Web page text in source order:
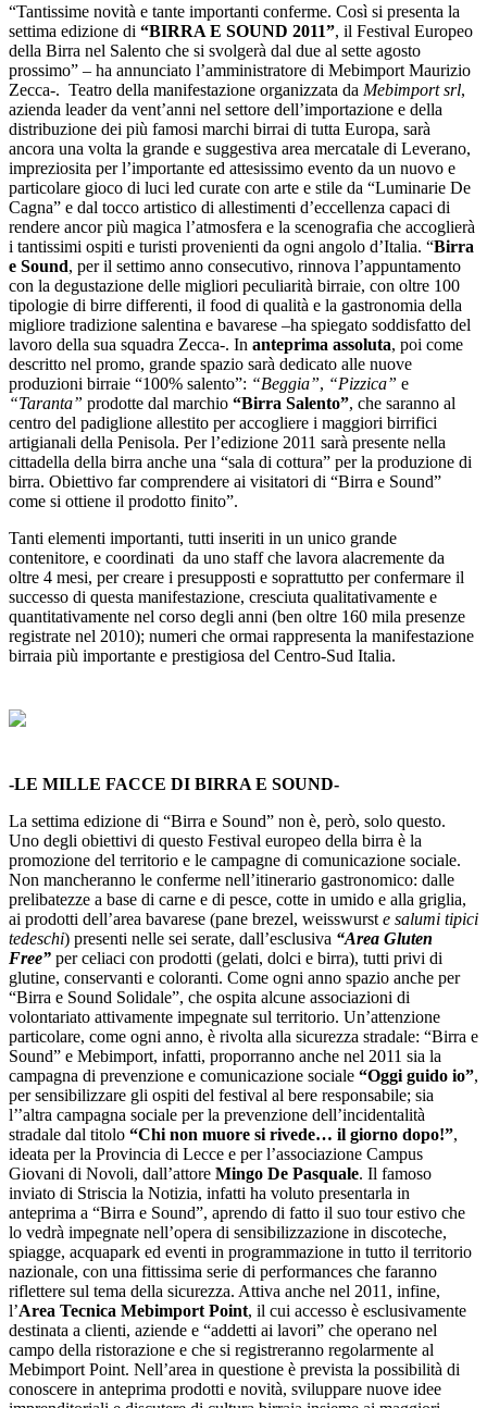
“Tantissime novità e tante importanti conferme. Così si presenta la
settima edizione di “BIRRA E SOUND 2011”, il Festival Europeo
della Birra nel Salento che si svolgerà dal due al sette agosto
prossimo” – ha annunciato l’amministratore di Mebimport Maurizio
Zecca-. Teatro della manifestazione organizzata da Mebimport srl,
azienda leader da vent’anni nel settore dell’importazione e della
distribuzione dei più famosi marchi birrai di tutta Europa, sarà
ancora una volta la grande e suggestiva area mercatale di Leverano,
impreziosita per l’importante ed attesissimo evento da un nuovo e
particolare gioco di luci led curate con arte e stile da “Luminarie De
Cagna” e dal tocco artistico di allestimenti d’eccellenza capaci di
rendere ancor più magica l’atmosfera e la scenografia che accoglierà
i tantissimi ospiti e turisti provenienti da ogni angolo d’Italia. “Birra
e Sound, per il settimo anno consecutivo, rinnova l’appuntamento
con la degustazione delle migliori peculiarità birraie, con oltre 100
tipologie di birre differenti, il food di qualità e la gastronomia della
migliore tradizione salentina e bavarese –ha spiegato soddisfatto del
lavoro della sua squadra Zecca-. In anteprima assoluta, poi come
descritto nel promo, grande spazio sarà dedicato alle nuove
produzioni birraie “100% salento”: “Beggia”, “Pizzica” e
“Taranta” prodotte dal marchio “Birra Salento”, che saranno al
centro del padiglione allestito per accogliere i maggiori birrifici
artigianali della Penisola. Per l’edizione 2011 sarà presente nella
cittadella della birra anche una “sala di cottura” per la produzione di
birra. Obiettivo far comprendere ai visitatori di “Birra e Sound”
come si ottiene il prodotto finito”.
Tanti elementi importanti, tutti inseriti in un unico grande
contenitore, e coordinati da uno staff che lavora alacremente da
oltre 4 mesi, per creare i presupposti e soprattutto per confermare il
successo di questa manifestazione, cresciuta qualitativamente e
quantitativamente nel corso degli anni (ben oltre 160 mila presenze
registrate nel 2010); numeri che ormai rappresenta la manifestazione
birraia più importante e prestigiosa del Centro-Sud Italia.
-LE MILLE FACCE DI BIRRA E SOUND-
La settima edizione di “Birra e Sound” non è, però, solo questo.
Uno degli obiettivi di questo Festival europeo della birra è la
promozione del territorio e le campagne di comunicazione sociale.
Non mancheranno le conferme nell’itinerario gastronomico: dalle
prelibatezze a base di carne e di pesce, cotte in umido e alla griglia,
ai prodotti dell’area bavarese (pane brezel, weisswurst e salumi tipici
tedeschi) presenti nelle sei serate, dall’esclusiva “Area Gluten
Free” per celiaci con prodotti (gelati, dolci e birra), tutti privi di
glutine, conservanti e coloranti. Come ogni anno spazio anche per
“Birra e Sound Solidale”, che ospita alcune associazioni di
volontariato attivamente impegnate sul territorio. Un’attenzione
particolare, come ogni anno, è rivolta alla sicurezza stradale: “Birra e
Sound” e Mebimport, infatti, proporranno anche nel 2011 sia la
campagna di prevenzione e comunicazione sociale “Oggi guido io”,
per sensibilizzare gli ospiti del festival al bere responsabile; sia
l’’altra campagna sociale per la prevenzione dell’incidentalità
stradale dal titolo “Chi non muore si rivede… il giorno dopo!”,
ideata per la Provincia di Lecce e per l’associazione Campus
Giovani di Novoli, dall’attore Mingo De Pasquale. Il famoso
inviato di Striscia la Notizia, infatti ha voluto presentarla in
anteprima a “Birra e Sound”, aprendo di fatto il suo tour estivo che
lo vedrà impegnate nell’opera di sensibilizzazione in discoteche,
spiagge, acquapark ed eventi in programmazione in tutto il territorio
nazionale, con una fittissima serie di performances che faranno
riflettere sul tema della sicurezza. Attiva anche nel 2011, infine,
l’Area Tecnica Mebimport Point, il cui accesso è esclusivamente
destinata a clienti, aziende e “addetti ai lavori” che operano nel
campo della ristorazione e che si registreranno regolarmente al
Mebimport Point. Nell’area in questione è prevista la possibilità di
conoscere in anteprima prodotti e novità, sviluppare nuove idee